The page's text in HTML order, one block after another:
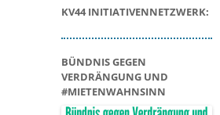
KV44 INITIATIVENNETZWERK:
BÜNDNIS GEGEN
VERDRÄNGUNG UND
#MIETENWAHNSINN